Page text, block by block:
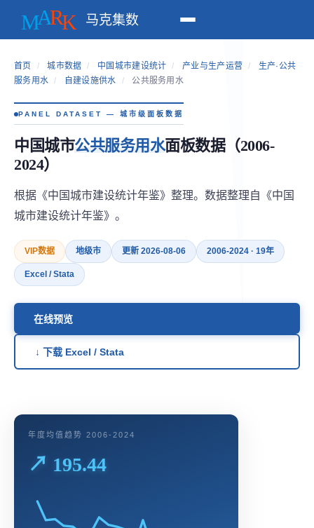
马克集数
首页 / 城市数据 / 中国城市建设统计 / 产业与生产运营 /
生产·公共
服务用水 / 自建设施供水 / 公共服务用水
PANEL DATASET — 城市级面板数据
中国城市公共服务用水面板数据（2006-
2024）
根据《中国城市建设统计年鉴》整理。数据整理自《中国
城市建设统计年鉴》。
VIP数据 地级市 更新 2026-08-06 2006-2024 · 19年
Excel / Stata
在线预览
↓ 下载 Excel / Stata
年度均值趋势 2006-2024
↗ 195.44